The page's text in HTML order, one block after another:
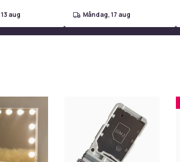
DVD
5542-81bd-c4ce8ac5ad3d
aug måndag, 17 aug